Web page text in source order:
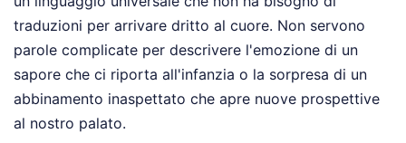
traduzioni per arrivare dritto al cuore. Non servono
parole complicate per descrivere l'emozione di un
sapore che ci riporta all'infanzia o la sorpresa di un
abbinamento inaspettato che apre nuove prospettive
al nostro palato.